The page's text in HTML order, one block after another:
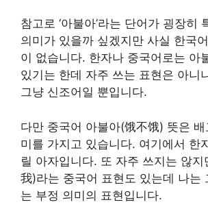
참고로 ‘아불아’라는 단어가 굉장히
의미가 있을까 싶겠지만 사실 한국
이 없습니다. 한자나 중국어로는 아
있기는 한데 자주 쓰는 표현은 아니
그냥 신조어일 뿐입니다.
다만 중국어 아불아(饿不饿) 뜻은
미를 가지고 있습니다. 여기에서 한
릴 아자입니다. 또 자주 쓰지는 않지
我)라는 중국어 표현도 있는데 나는
는 부정 의미의 표현입니다.